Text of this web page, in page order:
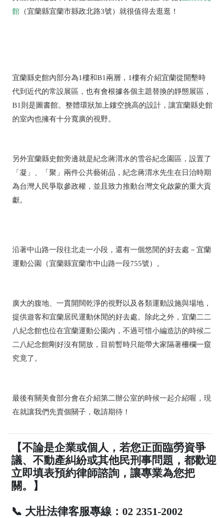
館 （宜蘭縣宜蘭市縣政北路3號）就很值得去逛逛！
宜蘭縣史館內部分為1樓和B1兩層，1樓有介紹宜蘭從開墾時
代到近代的常設展區，也有會根據各個主題替換的靜態展區，
B1則是圖書館。整體環狀加上鏤空挑高的設計，讓宜蘭縣史館
的室內也擁有十分寬廣的視野。
另外宜蘭縣史館旁邊就是紀念蔣渭水的雪谷紀念園區，設置了
「凝」、「聚」兩件公共藝術品，紀念蔣渭水先生在日治時期
為台灣人民爭取參政權，並且致力推動台灣文化啟蒙的重大貢
獻。
沿著中山路一段往北走一小段，還有一個悠閒的好去處－宜蘭
運動公園（宜蘭縣宜蘭市中山路一段755號）。
廣大的腹地、一貫開闊乾淨的視野以及各類運動設施與場地，
提供遊客和宜蘭居民運動休閒的好去處。除此之外，宜蘭二二
八紀念館也位在宜蘭運動公園內，不過可惜小編造訪的時候二
二八紀念館剛好沒有開放，目前暫時只能帶大家隔著柵欄一窺
究竟了。
最後有關美食部分會在介紹第二辦公室的時候一起介紹喔，現
在就讓我們先賣個關子，敬請期待！
【不論是企業或個人，若您正面臨勞資爭
議、不動產糾紛或其他民刑事問題，都歡迎
立即填表預約律師諮詢，讓專業為您把
關。】
📞 大壯法律客服專線：02 2351-2002